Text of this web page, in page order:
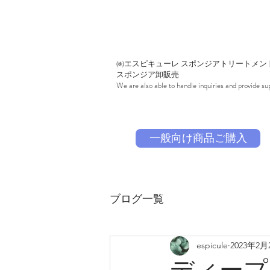
㈱エスピキューレ スポンジアトリートメン
スポンジア卸販売
We are also able to handle inquiries and provide
一般向け商品ご購入
ブログ一覧
espicule 2023年2